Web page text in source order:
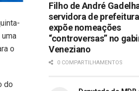
o
do
Filho de André
servidora de
expõe nomeações
“controversas” no
Veneziano
0 COMPARTILHAMENTOS